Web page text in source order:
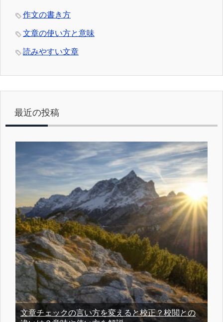
作文の書き方
文章の使い方と意味
読みやすい文章
最近の投稿
文章チェックの言い方を変えると校正？校閲との